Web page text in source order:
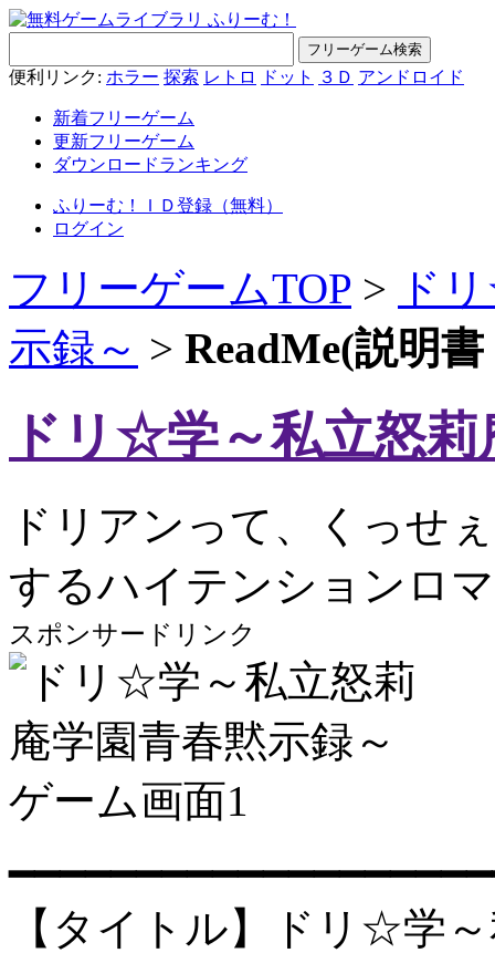
便利リンク: ホラー 探索 レトロ ドット ３Ｄ アンドロイド
新着フリーゲーム
更新フリーゲーム
ダウンロードランキング
ふりーむ！ＩＤ登録（無料）
ログイン
フリーゲームTOP > ド
示録～ > ReadMe(説明
ドリ☆学～私立怒
ドリアンって、くっせ
するハイテンションロ
スポンサードリンク
【タイトル】ドリ☆学